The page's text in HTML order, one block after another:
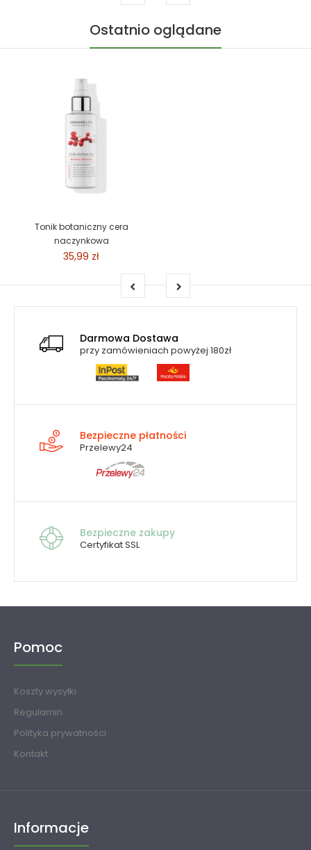
Ostatnio oglądane
Tonik botaniczny cera
naczynkowa
35,99 zł
Darmowa Dostawa
przy zamówieniach powyżej 180zł
Bezpieczne płatności
Przelewy24
Bezpieczne zakupy
Certyfikat SSL
Pomoc
Koszty wysyłki
Regulamin
Polityka prywatności
Kontakt
Informacje